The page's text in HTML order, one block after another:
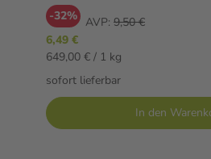
-32% AVP: 9,50 €
6,49 €
649,00 € / 1 kg
sofort lieferbar
In den